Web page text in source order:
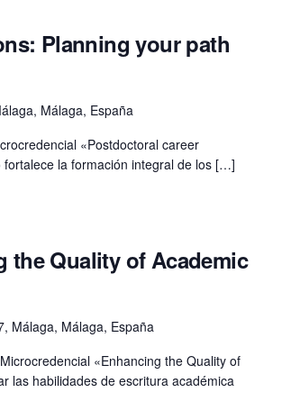
Planning your path
Málaga, España
«Postdoctoral career
la formación integral de los […]
the Quality of Academic
Málaga, Málaga, España
«Enhancing the Quality of
las habilidades de escritura académica